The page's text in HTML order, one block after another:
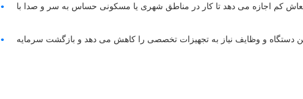
کم اجازه می دهد تا کار در مناطق شهری یا مسکونی حساس به سر و صدا با
دستگاه و وظایف نیاز به تجهیزات تخصصی را کاهش می دهد و بازگشت سرمایه